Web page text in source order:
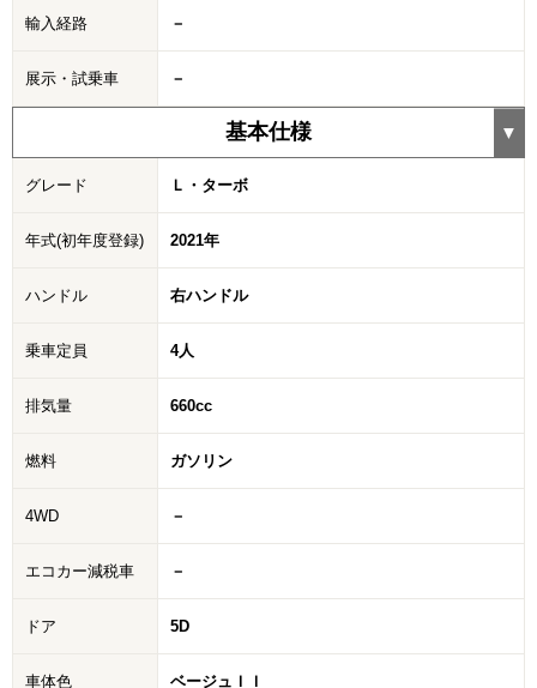
輸入経路 －
展示・試乗車 －
基本仕様
グレード Ｌ・ターボ
年式(初年度登録) 2021年
ハンドル 右ハンドル
乗車定員 4人
排気量 660cc
燃料 ガソリン
4WD －
エコカー減税車 －
ドア 5D
車体色 ベージュＩＩ